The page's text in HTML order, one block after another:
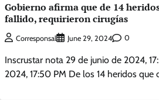
Gobierno afirma que de 14
fallido, requirieron cirugías
Corresponsal June 29, 2024 0
Inscrustar nota 29 de junio de 2024,
2024, 17:50 PM De los 14 heridos